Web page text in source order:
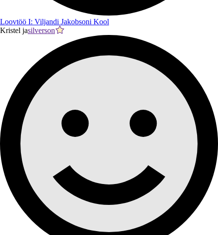
Loovtöö I: Viljandi Jakobsoni Kool
Kristel jasilverson